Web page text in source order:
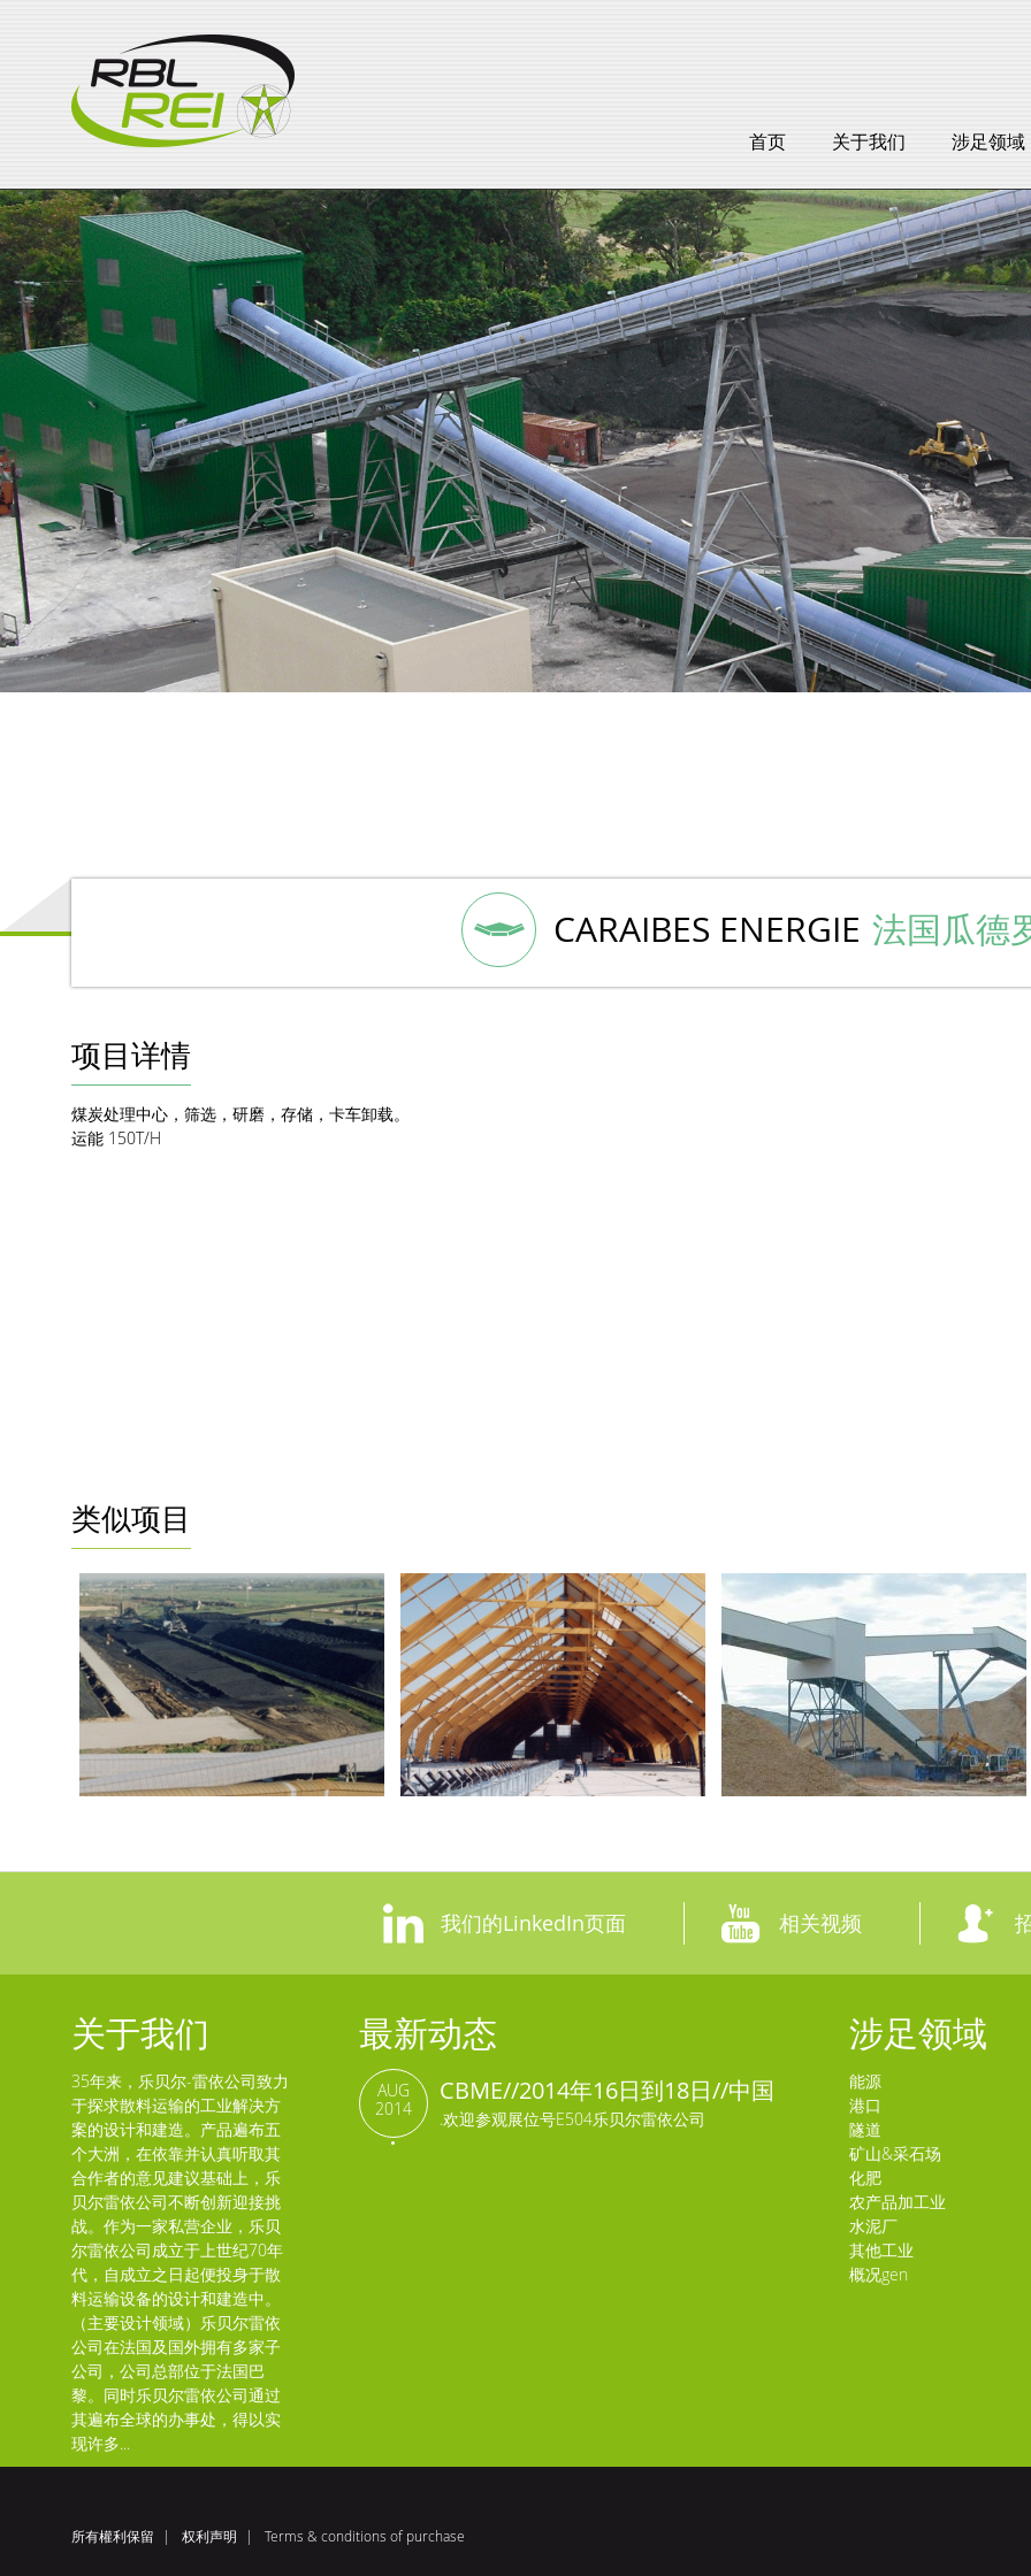
首页 关于我们 涉足领域
CARAIBES ENERGIE 法国瓜德
项目详情
煤炭处理中心，筛选，研磨，存储，卡车卸载。
运能 150T/H
类似项目
我们的LinkedIn页面 相关视频
关于我们
35年来，乐贝尔-雷依公司致力
于探求散料运输的工业解决方
案的设计和建造。产品遍布五
个大洲，在依靠并认真听取其
合作者的意见建议基础上，乐
贝尔雷依公司不断创新迎接挑
战。作为一家私营企业，乐贝
尔雷依公司成立于上世纪70年
代，自成立之日起便投身于散
料运输设备的设计和建造中。
（主要设计领域）乐贝尔雷依
公司在法国及国外拥有多家子
公司，公司总部位于法国巴
黎。同时乐贝尔雷依公司通过
其遍布全球的办事处，得以实
现许多...
最新动态
CBME//2014年16日到18日//中国
.欢迎参观展位号E504乐贝尔雷依公司
AUG
2014
涉足领域
能源
港口
隧道
矿山&采石场
化肥
农产品加工业
水泥厂
其他工业
概况gen
所有權利保留 权利声明 Terms & conditions of purchase